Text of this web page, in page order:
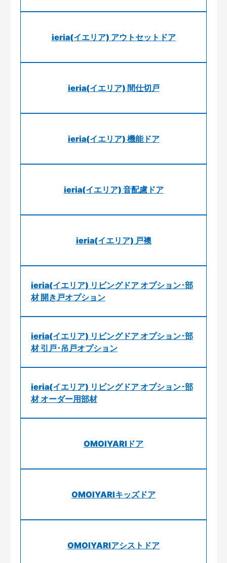
ieria(イエリア) アウトセットドア
ieria(イエリア) 間仕切戸
ieria(イエリア) 機能ドア
ieria(イエリア) 音配慮ドア
ieria(イエリア) 戸襖
ieria(イエリア) リビングドア オプション･部
材 開き戸オプション
ieria(イエリア) リビングドア オプション･部
材 引戸･吊戸オプション
ieria(イエリア) リビングドア オプション･部
材 オーダー用部材
OMOIYARIドア
OMOIYARIキッズドア
OMOIYARIアシストドア